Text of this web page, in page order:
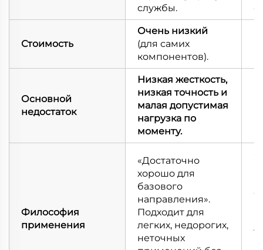
службы.
Стоимость
Очень низкий
(для самих
компонентов).
Основной
недостаток
Низкая жесткость,
низкая точность и
малая допустимая
нагрузка по
моменту.
Философия
применения
«Достаточно
хорошо для
базового
направления».
Подходит для
легких, недорогих,
неточных